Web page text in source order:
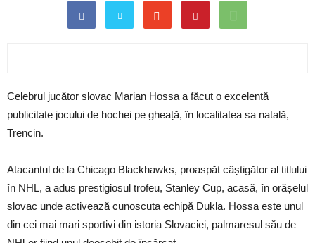
Celebrul jucător slovac Marian Hossa a făcut o excelentă
publicitate jocului de hochei pe gheață, în localitatea sa natală,
Trencin.
Atacantul de la Chicago Blackhawks, proaspăt câștigător al titlului
în NHL, a adus prestigiosul trofeu, Stanley Cup, acasă, în orășelul
slovac unde activează cunoscuta echipă Dukla. Hossa este unul
din cei mai mari sportivi din istoria Slovaciei, palmaresul său de